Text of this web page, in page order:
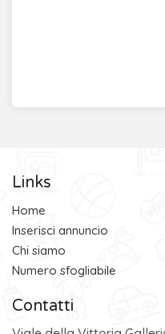
Links
Home
Inserisci annuncio
Chi siamo
Numero sfogliabile
Contatti